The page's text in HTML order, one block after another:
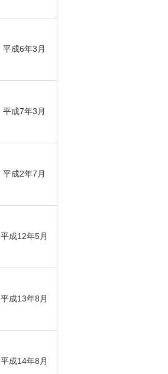
平成6年3月
平成7年3月
平成2年7月
平成12年5月
平成13年8月
平成14年8月